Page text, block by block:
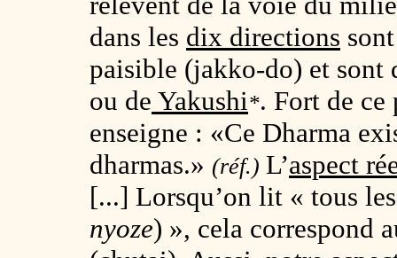
dans les dix directions
paisible (jakko-do) et sont
ou de Yakushi*. Fort de
enseigne : «Ce Dharma
dharmas.» (réf.) L’aspect
[...] Lorsqu’on lit « tous
nyoze) », cela correspond